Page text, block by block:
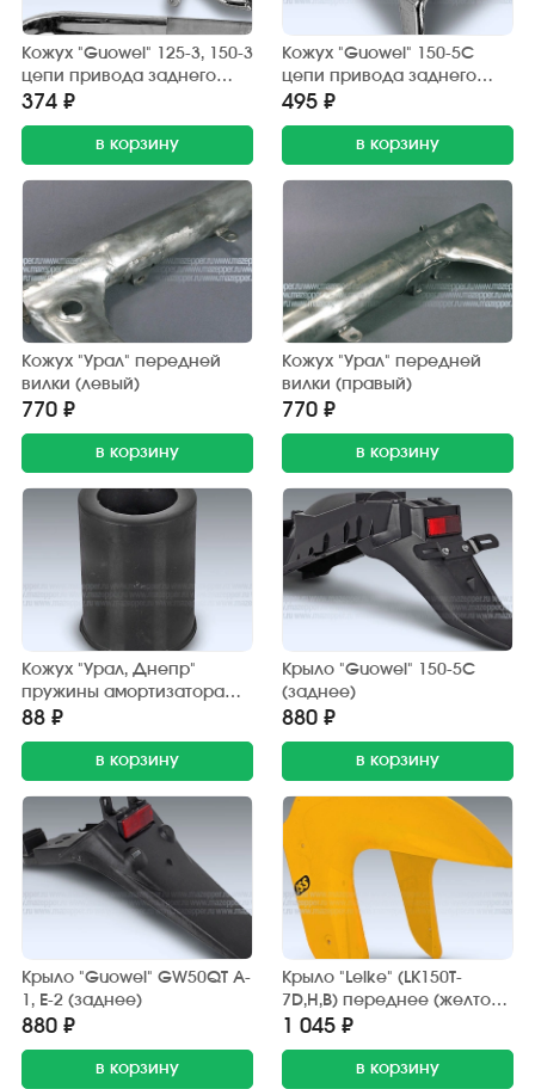
Кожух "Guowei" 125-3, 150-3
цепи привода заднего
колеса (защитный) хром.
374 ₽
в корзину
Кожух "Guowei" 150-5С
цепи привода заднего
колеса (защитный) хром.
495 ₽
в корзину
Кожух "Урал" передней
вилки (левый)
770 ₽
в корзину
Кожух "Урал" передней
вилки (правый)
770 ₽
в корзину
Кожух "Урал, Днепр"
пружины амортизатора
(пластик)
88 ₽
в корзину
Крыло "Guowei" 150-5С
(заднее)
880 ₽
в корзину
Крыло "Guowei" GW50QT A-
1, Е-2 (заднее)
880 ₽
в корзину
Крыло "Leike" (LK150T-
7D,H,B) переднее (желтое)
передняя часть
1 045 ₽
в корзину